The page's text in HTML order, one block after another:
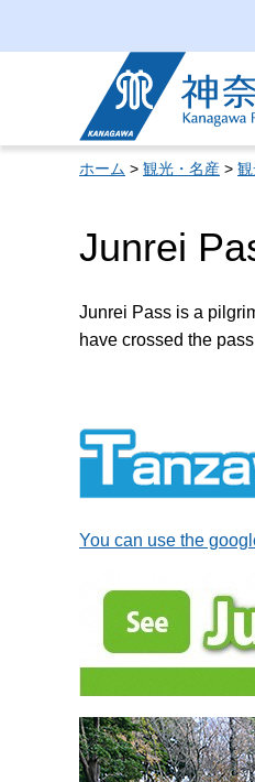
神奈川県
ホーム > 観光・名産 >
Junrei
Junrei Pass is a
have crossed the
You can use the